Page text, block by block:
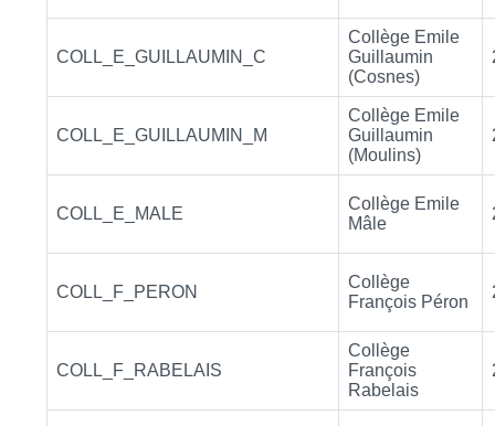
COLL_E_GUILLAUMIN_C
Collège Emile
Guillaumin
(Cosnes)
COLL_E_GUILLAUMIN_M
Collège Emile
Guillaumin
(Moulins)
COLL_E_MALE
Collège Emile
Mâle
COLL_F_PERON
Collège
François Péron
COLL_F_RABELAIS
Collège
François
Rabelais